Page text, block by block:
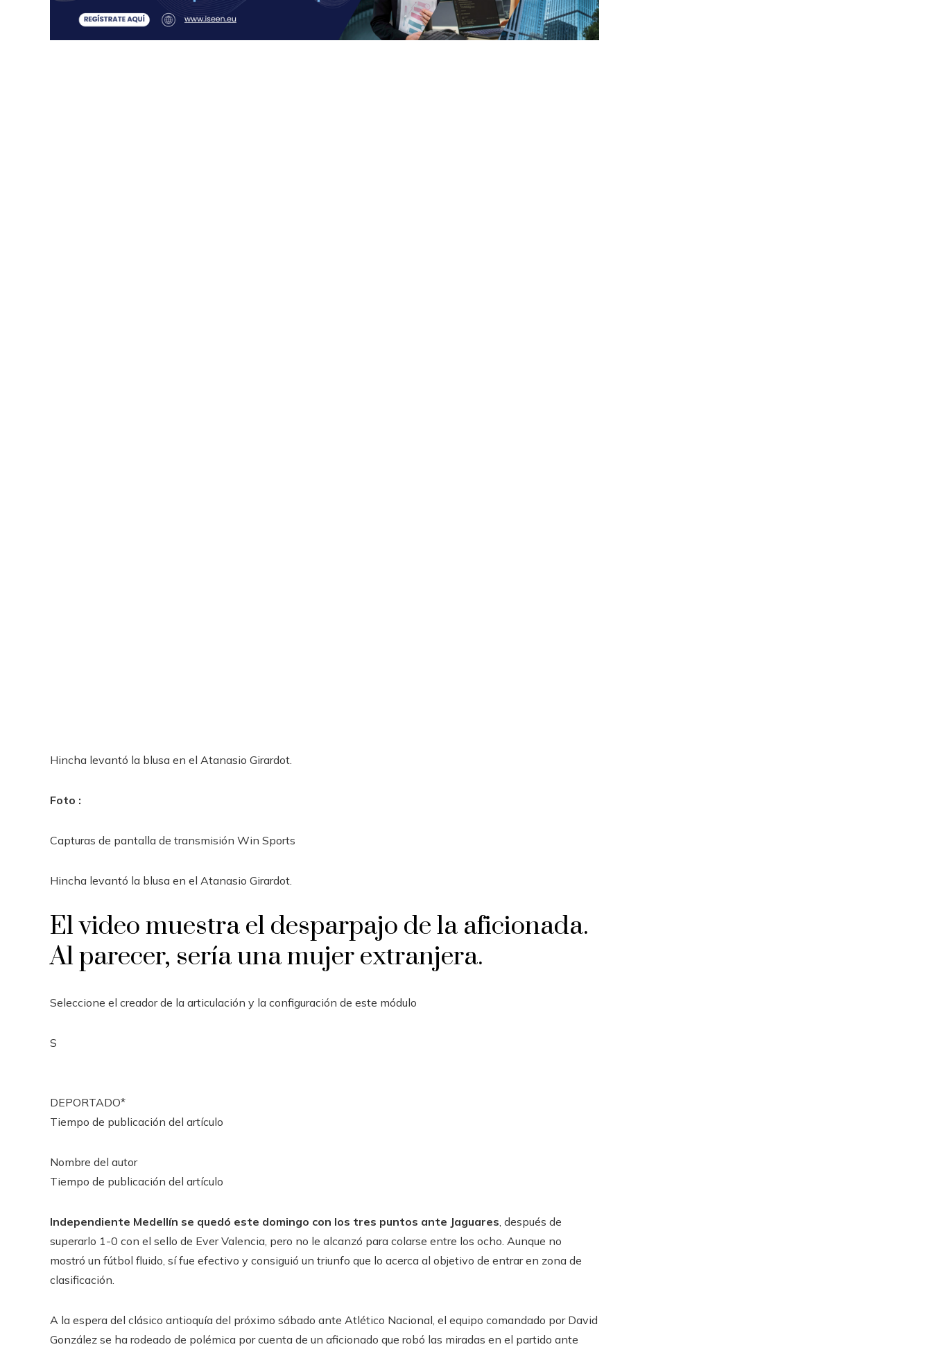
Hincha levantó la blusa en el Atanasio Girardot.
Foto :
Capturas de pantalla de transmisión Win Sports
Hincha levantó la blusa en el Atanasio Girardot.
El video muestra el desparpajo de la aficionada.
Al parecer, sería una mujer extranjera.
Seleccione el creador de la articulación y la configuración de este módulo
S
DEPORTADO*
Tiempo de publicación del artículo
Nombre del autor
Tiempo de publicación del artículo
Independiente Medellín se quedó este domingo con los tres puntos ante Jaguares, después de
superarlo 1-0 con el sello de Ever Valencia, pero no le alcanzó para colarse entre los ocho. Aunque no
mostró un fútbol fluido, sí fue efectivo y consiguió un triunfo que lo acerca al objetivo de entrar en zona de
clasificación.
A la espera del clásico antioquía del próximo sábado ante Atlético Nacional, el equipo comandado por David
González se ha rodeado de polémica por cuenta de un aficionado que robó las miradas en el partido ante